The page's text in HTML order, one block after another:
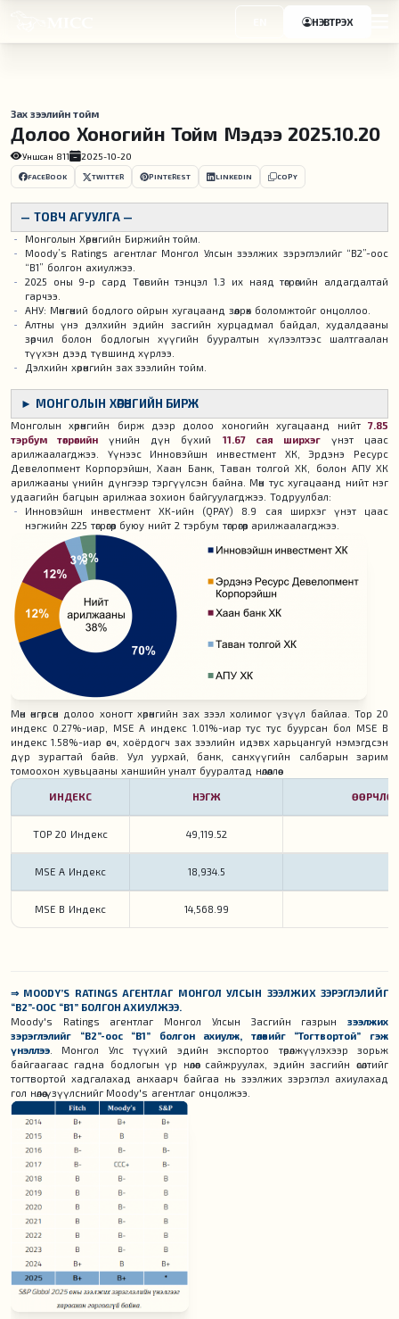
НЭВТРЭХ
Зах зээлийн тойм
Долоо Хоногийн Тойм Мэдээ 2025.10.20
Уншсан 811 2025-10-20
FACEBOOK TWITTER PINTEREST LINKEDIN COPY
— ТОВЧ АГУУЛГА —
Монголын Хөрөнгийн Биржийн тойм.
Moody’s Ratings агентлаг Монгол Улсын зээлжих зэрэглэлийг “B2”-оос
“B1” болгон ахиулжээ.
2025 оны 9-р сард Төсвийн тэнцэл 1.3 их наяд төгрөгийн алдагдалтай
гарчээ.
АНУ: Мөнгөний бодлого ойрын хугацаанд зөөлрөх боломжтойг онцоллоо.
Алтны үнэ дэлхийн эдийн засгийн хурцадмал байдал, худалдааны
зөрчил болон бодлогын хүүгийн бууралтын хүлээлтээс шалтгаалан
түүхэн дээд түвшинд хүрлээ.
Дэлхийн хөрөнгийн зах зээлийн тойм.
► МОНГОЛЫН ХӨРӨНГИЙН БИРЖ
Монголын хөрөнгийн бирж дээр долоо хоногийн хугацаанд нийт 7.85
тэрбум төгрөгийн үнийн дүн бүхий 11.67 сая ширхэгүнэт цаас
арилжаалагджээ. Үүнээс Инновэйшн инвестмент ХК, Эрдэнэ Ресурс
Девелопмент Корпорэйшн, Хаан Банк, Таван толгой ХК, болон АПУ ХК
арилжааны үнийн дүнгээр тэргүүлсэн байна. Мөн тус хугацаанд нийт нэг
удаагийн багцын арилжаа зохион байгуулагджээ. Тодруулбал:
Инновэйшн инвестмент ХК-ийн (QPAY) 8.9 сая ширхэг үнэт цаас
нэгжийн 225 төгрөгөөр буюу нийт 2 тэрбум төгрөгөөр арилжаалагджээ.
Мөн өнгөрсөн долоо хоногт хөрөнгийн зах зээл холимог үзүүл байлаа. Top 20
индекс 0.27%-иар, MSE A индекс 1.01%-иар тус тус буурсан бол MSE B
индекс 1.58%-иар өсч, хоёрдогч зах зээлийн идэвх харьцангуй нэмэгдсэн
дүр зурагтай байв. Уул уурхай, банк, санхүүгийн салбарын зарим
томоохон хувьцааны ханшийн уналт бууралтад нөлөөллөө.
ИНДЕКС НЭГЖ
TOP 20 Индекс 49,119.52
MSE A Индекс 18,934.5
MSE B Индекс 14,568.99
⇒ MOODY’S RATINGS АГЕНТЛАГ МОНГОЛ УЛСЫН ЗЭЭЛЖИХ ЗЭРЭГЛЭЛИЙГ
“B2”-ООС “B1” БОЛГОН АХИУЛЖЭЭ.
Moody's Ratings агентлаг Монгол Улсын Засгийн газрын зээлжих
зэрэглэлийг “B2”-оос “B1” болгон ахиулж, төлөвийг “Тогтвортой” гэж
үнэллээ . Монгол Улс түүхий эдийн экспортоо төрөлжүүлэхээр зорьж
байгаагаас гадна бодлогын үр нөлөөг сайжруулах, эдийн засгийн өсөлтийг
тогтвортой хадгалахад анхаарч байгаа нь зээлжих зэрэглэл ахиулахад
гол нөлөө үзүүлснийг Moody's агентлаг онцолжээ.